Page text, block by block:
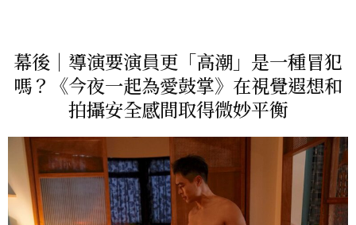
幕後｜導演要演員更「高潮」是一種冒犯
嗎？《今夜一起為愛鼓掌》在視覺遐想和
拍攝安全感間取得微妙平衡